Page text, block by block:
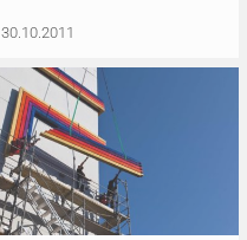
30.10.2011